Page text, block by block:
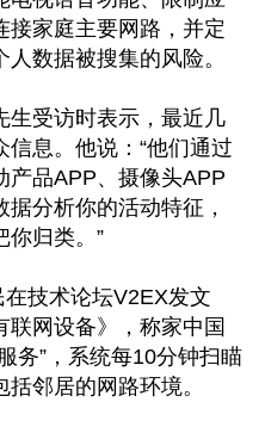
接家庭主要网路，并定
数据被搜集的风险。
生受访时表示，最近几
息。他说：“他们通过
产品APP、摄像头APP
分析你的活动特征，
你归类。”
技术论坛V2EX发文
联网设备》，称家中国
务”，系统每10分钟扫瞄
邻居的网路环境。